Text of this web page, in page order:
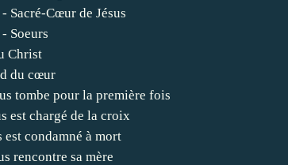
Sacré-Cœur de Jésus
Soeurs
Christ
du cœur
tombe pour la première fois
est chargé de la croix
est condamné à mort
rencontre sa mère